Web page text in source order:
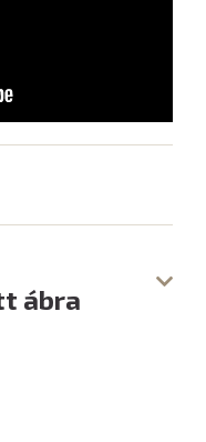
ábra